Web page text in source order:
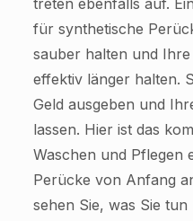
treten ebenfalls auf.
für synthetische
sauber halten und
effektiv länger halten.
Geld ausgeben und
lassen. Hier ist das
Waschen und Pflegen
Perücke von Anfang
sehen Sie, was Sie tun